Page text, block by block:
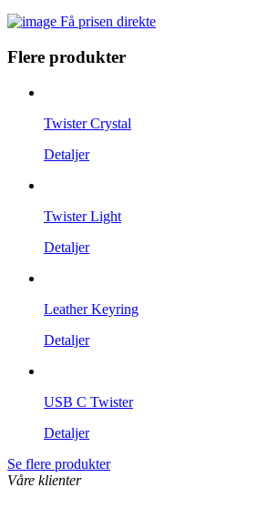
Få prisen direkte
Flere produkter
Twister Crystal
Detaljer
Twister Light
Detaljer
Leather Keyring
Detaljer
USB C Twister
Detaljer
Se flere produkter
Våre klienter